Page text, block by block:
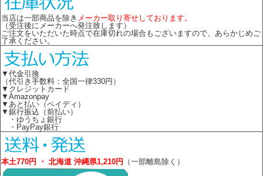
当店は一部商品を除き メーカー取り寄せしております。
（受注後にメーカーへ発注致します）
ご注文をいただいた時点で在庫切れの場合もございますので、あらかじめご
了承ください。
▼代金引換
（代引き手数料：全国一律330円）
▼クレジットカード
▼Amazonpay
▼あと払い（ペイディ）
▼銀行振込（前払い）
・ゆうちょ銀行
・PayPay銀行
本土770円 ・ 北海道 沖縄県1,210円 （一部離島除く）